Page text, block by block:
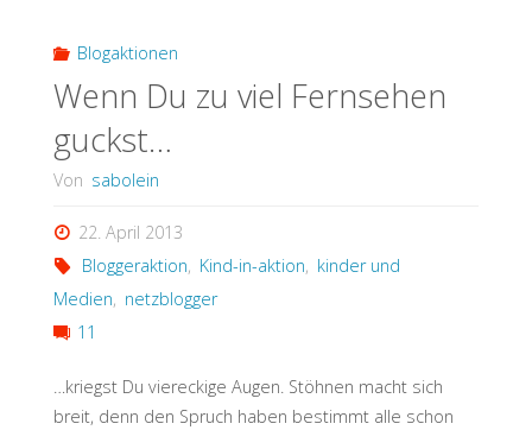
Blogaktionen
Wenn Du zu viel Fernsehen
guckst…
Von sabolein
22. April 2013
Bloggeraktion, Kind-in-aktion, kinder und
Medien, netzblogger
11
…kriegst Du viereckige Augen. Stöhnen macht sich
breit, denn den Spruch haben bestimmt alle schon